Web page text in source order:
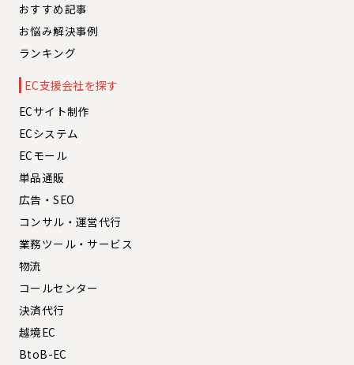
おすすめ記事
お悩み解決事例
ランキング
EC支援会社を探す
ECサイト制作
ECシステム
ECモール
単品通販
広告・SEO
コンサル・運営代行
業務ツール・サービス
物流
コールセンター
決済代行
越境EC
BtoB-EC